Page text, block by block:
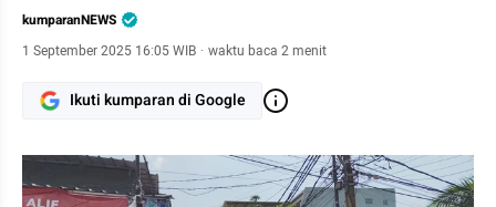
kumparanNEWS
1 September 2025 16:05 WIB · waktu baca 2 menit
Ikuti kumparan di Google